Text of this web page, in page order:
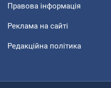
Правова інформація
Реклама на сайті
Редакційна політика